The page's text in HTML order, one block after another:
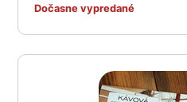
Dočasne vypredané